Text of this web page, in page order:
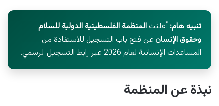
تنبيه هام: أعلنتالمنظمة الفلسطينية الدولية للسلام
وحقوق الإنسان عن فتح باب التسجيل للاستفادة من
المساعدات الإنسانية لعام 2026 عبر رابط التسجيل الرسمي.
نبذة عن المنظمة